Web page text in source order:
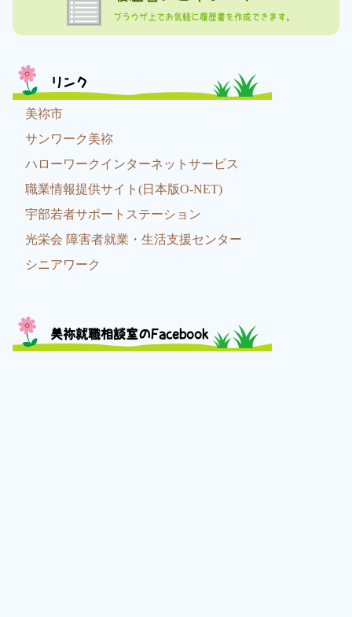
ブラウザ上でお気軽に履歴書を作成できます。
リンク
美祢市
サンワーク美祢
ハローワークインターネットサービス
職業情報提供サイト(日本版O-NET)
宇部若者サポートステーション
光栄会 障害者就業・生活支援センター
シニアワーク
美祢就職相談室のFacebook